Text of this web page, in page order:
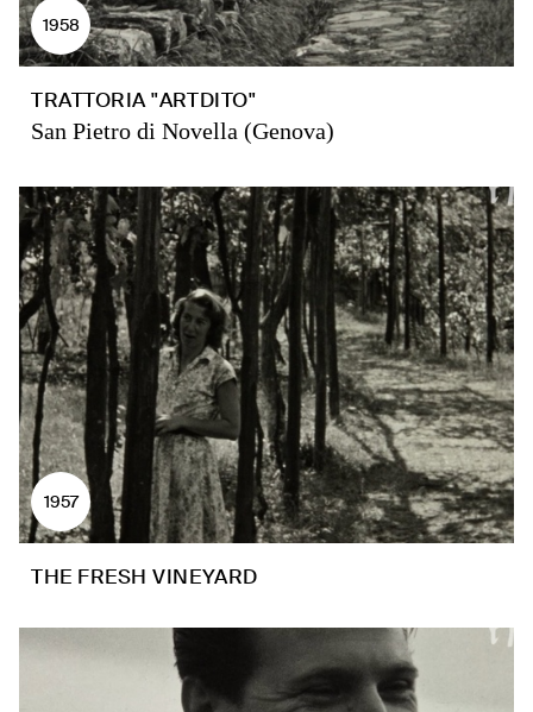
1958
TRATTORIA "ARTDITO"
San Pietro di Novella (Genova)
1957
THE FRESH VINEYARD